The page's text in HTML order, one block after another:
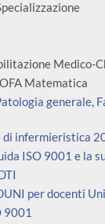
Medico-
Matematica
generale,
di infermieristica
ISO 9001 e la
per docenti
9001